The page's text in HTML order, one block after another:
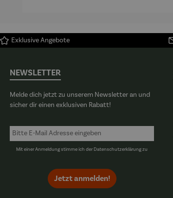
Exklusive Angebote
NEWSLETTER
Melde dich jetzt zu unserem Newsletter an und
sicher dir einen exklusiven Rabatt!
Mit einer Anmeldung stimme ich derDatenschutzerklärungzu
Jetzt anmelden!